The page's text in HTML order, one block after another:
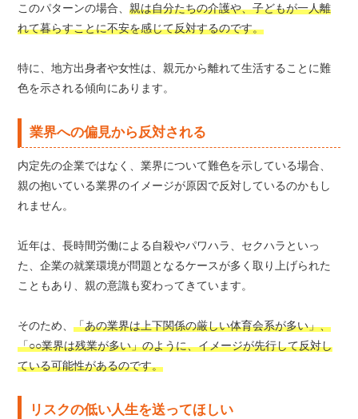
このパターンの場合、親は自分たちの介護や、子どもが一人離
れて暮らすことに不安を感じて反対するのです。
特に、地方出身者や女性は、親元から離れて生活することに難
色を示される傾向にあります。
業界への偏見から反対される
内定先の企業ではなく、業界について難色を示している場合、
親の抱いている業界のイメージが原因で反対しているのかもし
れません。
近年は、長時間労働による自殺やパワハラ、セクハラといっ
た、企業の就業環境が問題となるケースが多く取り上げられた
こともあり、親の意識も変わってきています。
そのため、「あの業界は上下関係の厳しい体育会系が多い」、
「○○業界は残業が多い」のように、イメージが先行して反対し
ている可能性があるのです。
リスクの低い人生を送ってほしい